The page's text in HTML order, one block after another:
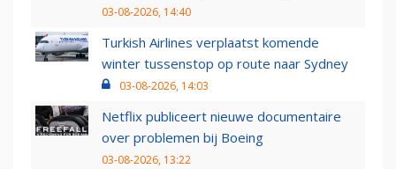
03-08-2026, 14:40
Turkish Airlines verplaatst komende
winter tussenstop op route naar Sydney
03-08-2026, 14:03
Netflix publiceert nieuwe documentaire
over problemen bij Boeing
03-08-2026, 13:22